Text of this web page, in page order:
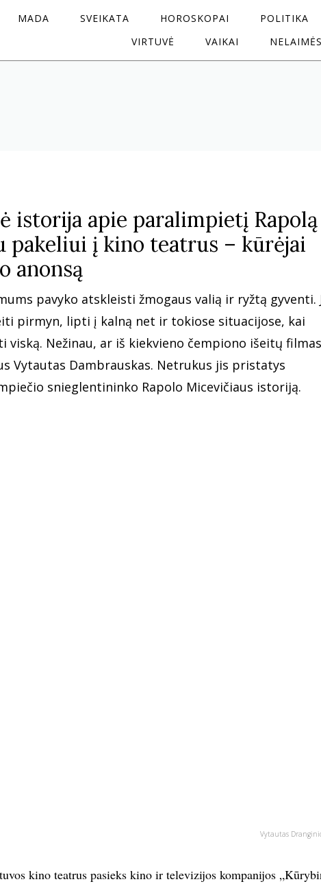
MADA SVEIKATA HOROSKOPAI POLITIKA
VIRTUVĖ
VAIKAI NELAIMĖS
istorija apie paralimpietį Rapolą
pakeliui į kino teatrus – kūrėjai
anonsą
pavyko atskleisti žmogaus valią ir ryžtą gyventi.
pirmyn, lipti į kalną net ir tokiose situacijose, kai
viską. Nežinau, ar iš kiekvieno čempiono išeitų
Vytautas Dambrauskas. Netrukus jis pristatys
snieglentininko Rapolo Micevičiaus istoriją.
Vytautas
kino teatrus pasieks kino ir televizijos kompanijos